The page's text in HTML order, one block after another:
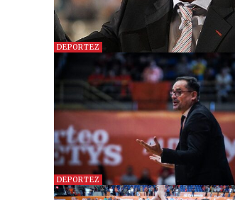
DEPORTEZ
DEPORTEZ